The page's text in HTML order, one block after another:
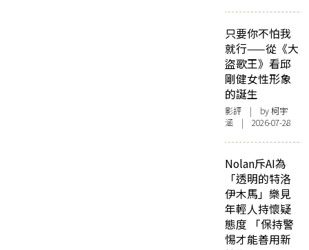
只要你不怕我
就行——從《大
盜歌王》看邱
剛健女性形象
的誕生
影評 | by 柯宇
涵 | 2026-07-28
Nolan斥AI為
「透明的特洛
伊木馬」樂見
年輕人持懷疑
態度 「保持警
惕才能善用新